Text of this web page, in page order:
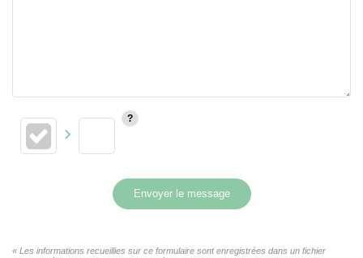
Envoyer le message
« Les informations recueillies sur ce formulaire sont enregistrées dans un fichier